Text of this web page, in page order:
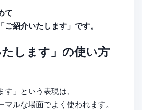
て
紹介いたします」です。
たします」の使い方
す」という表現は、
マルな場面でよく使われます。